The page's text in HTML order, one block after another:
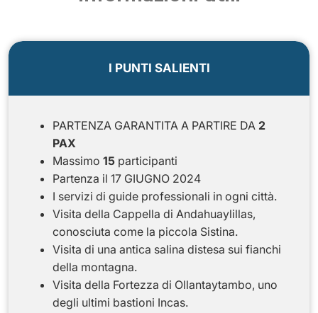
I PUNTI SALIENTI
PARTENZA GARANTITA A PARTIRE DA 2
PAX
Massimo 15 participanti
Partenza il 17 GIUGNO 2024
I servizi di guide professionali in ogni città.
Visita della Cappella di Andahuaylillas,
conosciuta come la piccola Sistina.
Visita di una antica salina distesa sui fianchi
della montagna.
Visita della Fortezza di Ollantaytambo, uno
degli ultimi bastioni Incas.